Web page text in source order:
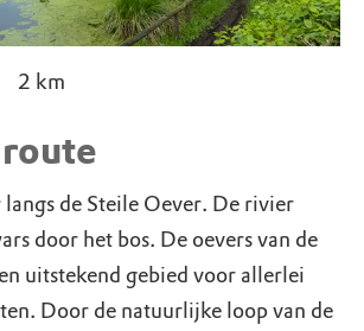
2 km
de Steile Oever. De rivier
door het bos. De oevers van de
uitstekend gebied voor allerlei
Door de natuurlijke loop van de